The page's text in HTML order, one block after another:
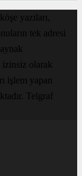
yazıları,
tek adresi
izinsiz olarak
işlem yapan
Telgraf